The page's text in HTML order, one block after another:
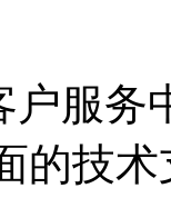
户服务
的技